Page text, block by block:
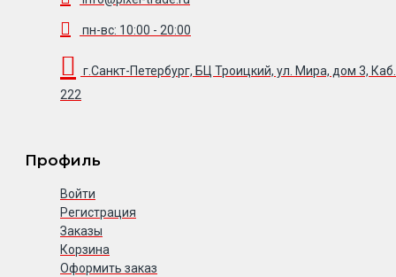
пн-вс: 10:00 - 20:00
г.Санкт-Петербург, БЦ Троицкий, ул. Мира, дом 3, Каб.
222
Профиль
Войти
Регистрация
Заказы
Корзина
Оформить заказ